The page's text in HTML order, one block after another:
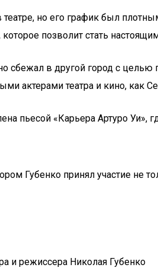
театре, но его график был
позволит стать
сбежал в другой город с
актерами театра и кино,
пьесой «Карьера Артуро Уи»,
Губенко принял участие не
и режиссера Николая Губенко